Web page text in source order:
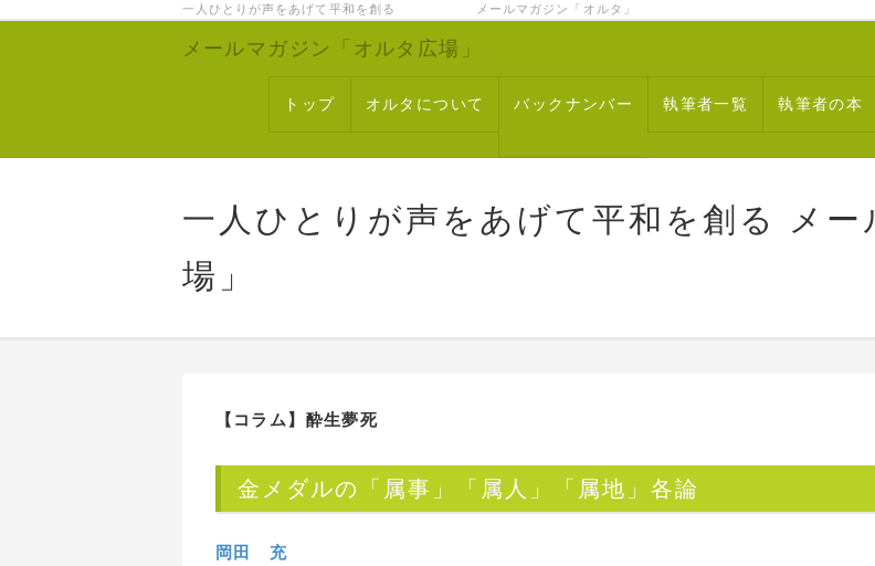
一人ひとりが声をあげて平和を創る メールマガジン「オルタ」
メールマガジン「オルタ広場」
トップ オルタについて バックナンバー 執筆者一覧 執筆者の本
一人ひとりが声をあげて平和を創る メ
場」
【コラム】酔生夢死
金メダルの「属事」「属人」「属地」各論
岡田 充